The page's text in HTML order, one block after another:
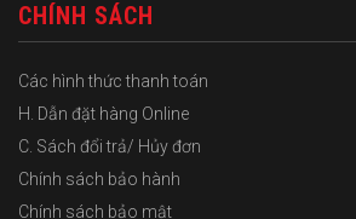
CHÍNH SÁCH
Các hình thức thanh toán
H. Dẫn đặt hàng Online
C. Sách đổi trả/ Hủy đơn
Chính sách bảo hành
Chính sách bảo mật